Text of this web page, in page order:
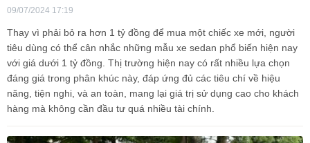
09/07/2024 17:19
Thay vì phải bỏ ra hơn 1 tỷ đồng để mua một chiếc xe mới, người
tiêu dùng có thể cân nhắc những mẫu xe sedan phổ biến hiện nay
với giá dưới 1 tỷ đồng. Thị trường hiện nay có rất nhiều lựa chọn
đáng giá trong phân khúc này, đáp ứng đủ các tiêu chí về hiệu
năng, tiện nghi, và an toàn, mang lại giá trị sử dụng cao cho khách
hàng mà không cần đầu tư quá nhiều tài chính.